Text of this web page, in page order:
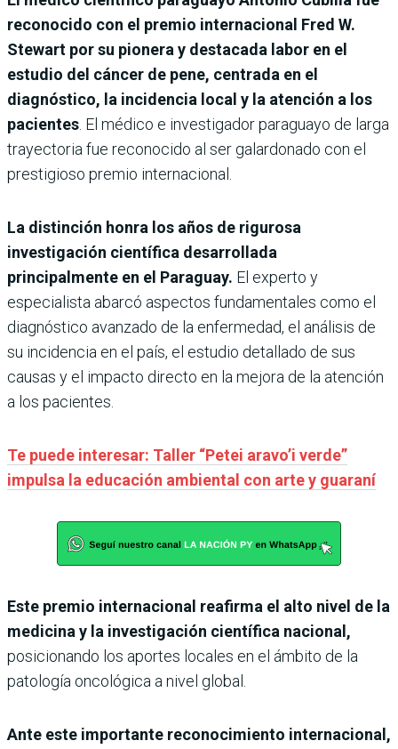
reconocido con el premio internacional Fred W.
Stewart por su pionera y destacada labor en el
estudio del cáncer de pene, centrada en el
diagnóstico, la incidencia local y la atención a los
pacientes. El médico e investigador paraguayo de larga
trayectoria fue reconocido al ser galardonado con el
prestigioso premio internacional.
La distinción honra los años de rigurosa
investigación científica desarrollada
principalmente en el Paraguay. El experto y
especialista abarcó aspectos fundamentales como el
diagnóstico avanzado de la enfermedad, el análisis de
su incidencia en el país, el estudio detallado de sus
causas y el impacto directo en la mejora de la atención
a los pacientes.
Te puede interesar: Taller “Petei aravo’i verde”
impulsa la educación ambiental con arte y guaraní
Este premio internacional reafirma el alto nivel de la
medicina y la investigación científica nacional,
posicionando los aportes locales en el ámbito de la
patología oncológica a nivel global.
Ante este importante reconocimiento internacional,